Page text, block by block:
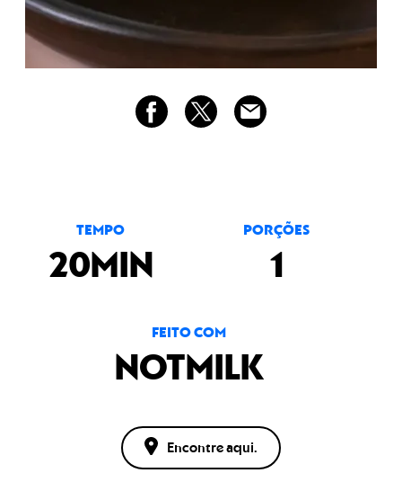
TEMPO
20MIN
FEITO COM
NOTMILK
PORÇÕES
1
Encontre aqui.